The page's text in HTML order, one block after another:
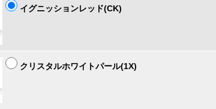
イグニッションレッド(CK)
クリスタルホワイトパール(1X)